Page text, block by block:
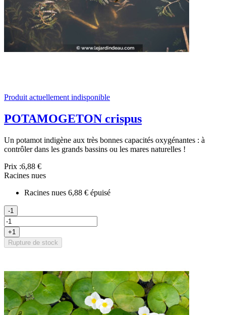
Produit actuellement indisponible
POTAMOGETON crispus
Un potamot indigène aux très bonnes capacités oxygénantes : à
contrôler dans les grands bassins ou les mares naturelles !
Prix :6,88 €
Racines nues
Racines nues 6,88 € épuisé
-1
+1
Rupture de stock